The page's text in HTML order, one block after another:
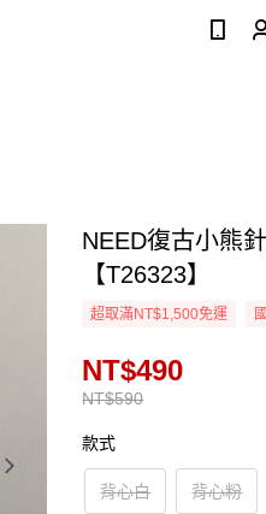
NEED復古小熊
【T26323】
超取滿NT$1,500免運
NT$590
NT$490
款式
背心白 背心粉